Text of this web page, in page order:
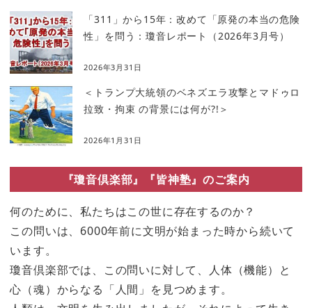
「311」から15年：改めて「原発の本当の危険
性」を問う：瓊音レポート（2026年3月号）
2026年3月31日
＜トランプ大統領のベネズエラ攻撃とマドゥロ
拉致・拘束 の背景には何が?!＞
2026年1月31日
『瓊音倶楽部』『皆神塾』のご案内
何のために、私たちはこの世に存在するのか？
この問いは、6000年前に文明が始まった時から続いて
います。
瓊音倶楽部では、この問いに対して、人体（機能）と
心（魂）からなる「人間」を見つめます。